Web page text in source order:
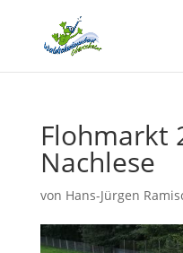
Flohmarkt
Nachlese
von Hans-Jürgen